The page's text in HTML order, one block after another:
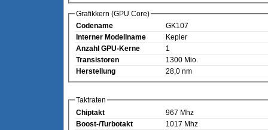
Grafikkern (GPU Core)
Codename
GK107
Interner Modellname
Kepler
Anzahl GPU-Kerne
1
Transistoren
1300 Mio.
Herstellung
28,0 nm
Taktraten
Chiptakt
967 Mhz
Boost-/Turbotakt
1017 Mhz